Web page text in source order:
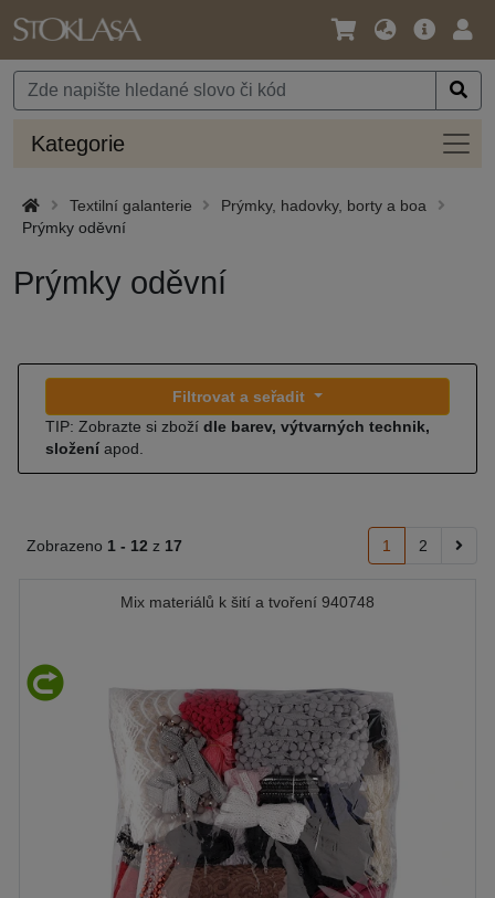
Jazyk
Měna
Hlavní
Kategorie
Textilní galanterie
Prýmky, hadovky, borty a boa
Prýmky oděvní
Prýmky oděvní
Filtrovat a seřadit
TIP: Zobrazte si zboží dle barev, výtvarných technik,
složení apod.
Zobrazeno 1 - 12 z 17 1 2
Mix materiálů k šití a tvoření 940748